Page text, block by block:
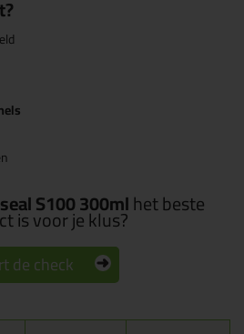
S100 300mlhet beste
is voor je klus?
de check